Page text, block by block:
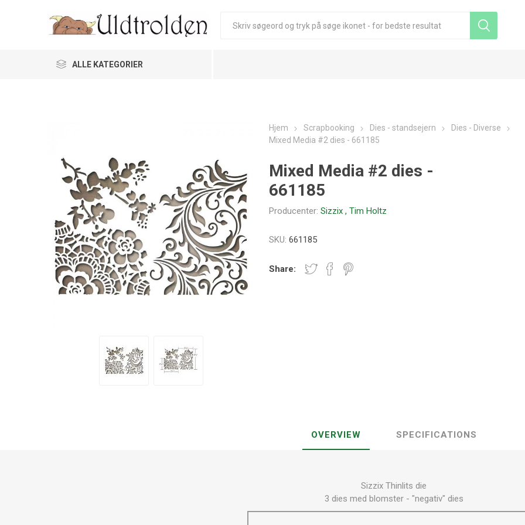
ALLE KATEGORIER
Hjem Scrapbooking Dies - standsejern
Dies - Diverse
Mixed Media #2 dies - 661185
Mixed Media #2 dies -
661185
Producenter: Sizzix , Tim Holtz
SKU: 661185
Share:
OVERVIEW SPECIFICATIONS
Sizzix Thinlits die
3 dies med blomster - "negativ" dies